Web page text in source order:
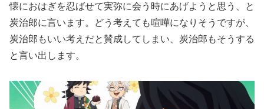
懐におはぎを忍ばせて実弥に会う時にあげようと思う、と
炭治郎に言います。どう考えても喧嘩になりそうですが、
炭治郎もいい考えだと賛成してしまい、炭治郎もそうする
と言い出します。